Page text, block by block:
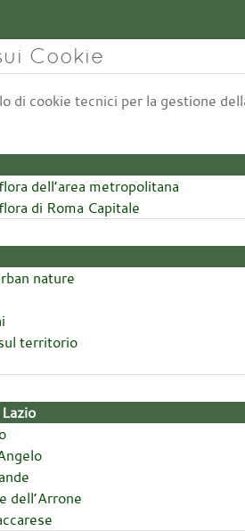
Cookie
di cookie tecnici per la gestione
dell’area metropolitana
di Roma Capitale
nature
territorio
dell’Arrone